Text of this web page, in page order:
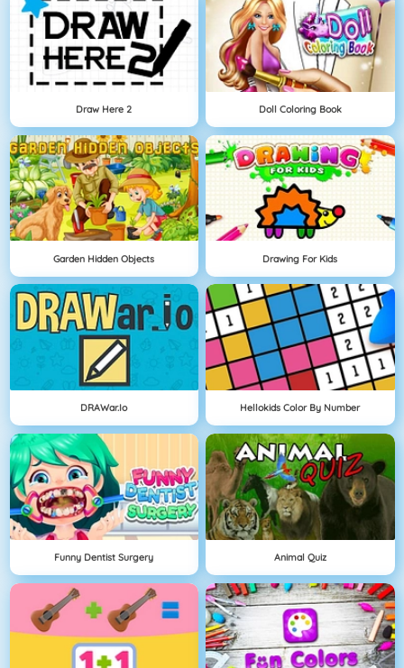
Draw Here 2 Doll Coloring Book
Garden Hidden Objects Drawing For Kids
DRAWar.io Hellokids Color By Number
Funny Dentist Surgery Animal Quiz